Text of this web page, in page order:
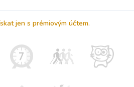
jen s prémiovým účtem.